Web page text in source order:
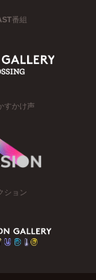
番組
すかけ声
ション